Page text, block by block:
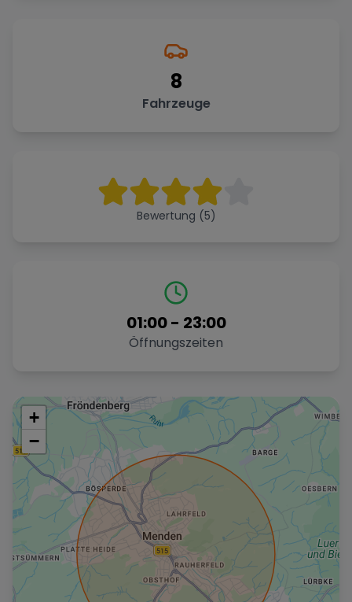
8
Fahrzeuge
Bewertung (5)
01:00- 23:00
Öffnungszeiten
+
−